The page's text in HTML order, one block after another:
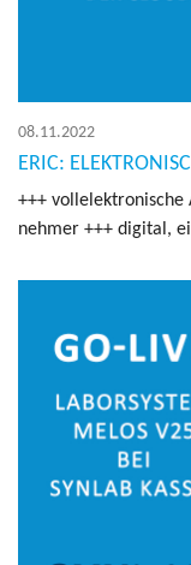
08.11.2022
ERIC:
+++
neh­mer +++ di­gi­tal,